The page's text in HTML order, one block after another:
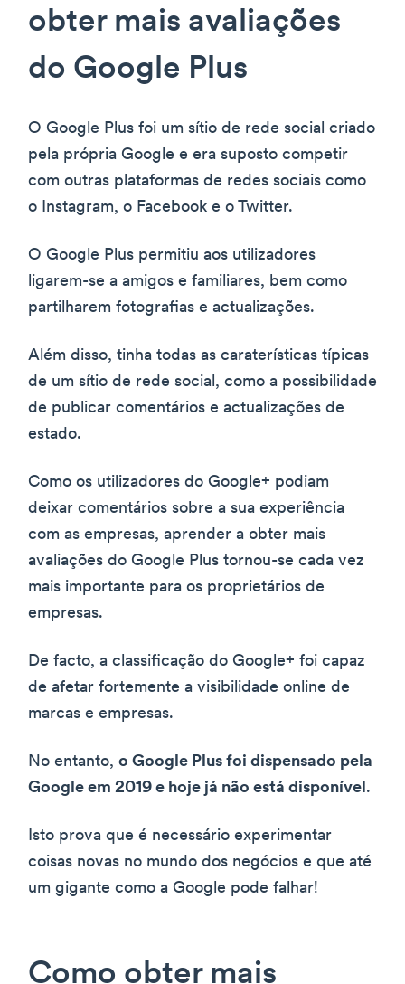
obter mais avaliações
do Google Plus
O Google Plus foi um sítio de rede social criado
pela própria Google e era suposto competir
com outras plataformas de redes sociais como
o Instagram, o Facebook e o Twitter.
O Google Plus permitiu aos utilizadores
ligarem-se a amigos e familiares, bem como
partilharem fotografias e actualizações.
Além disso, tinha todas as caraterísticas típicas
de um sítio de rede social, como a possibilidade
de publicar comentários e actualizações de
estado.
Como os utilizadores do Google+ podiam
deixar comentários sobre a sua experiência
com as empresas, aprender a obter mais
avaliações do Google Plus tornou-se cada vez
mais importante para os proprietários de
empresas.
De facto, a classificação do Google+ foi capaz
de afetar fortemente a visibilidade online de
marcas e empresas.
No entanto, o Google Plus foi dispensado pela
Google em 2019 e hoje já não está disponível.
Isto prova que é necessário experimentar
coisas novas no mundo dos negócios e que até
um gigante como a Google pode falhar!
Como obter mais